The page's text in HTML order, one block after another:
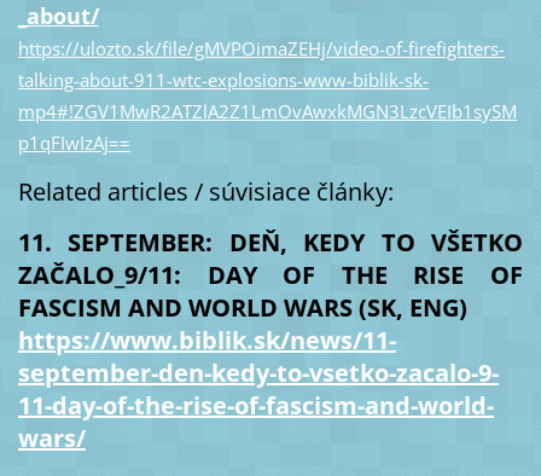
_about/
https://ulozto.sk/file/gMVPOimaZEHj/video-of-firefighters-
talking-about-911-wtc-explosions-www-biblik-sk-
mp4#!ZGV1MwR2ATZlA2Z1LmOvAwxkMGN3LzcVEIb1sySM
p1qFIwIzAj==
Related articles / súvisiace články:
11. SEPTEMBER: DEŇ, KEDY TO VŠETKO
ZAČALO_9/11: DAY OF THE RISE OF
FASCISM AND WORLD WARS (SK, ENG)
https://www.biblik.sk/news/11-
september-den-kedy-to-vsetko-zacalo-9-
11-day-of-the-rise-of-fascism-and-world-
wars/